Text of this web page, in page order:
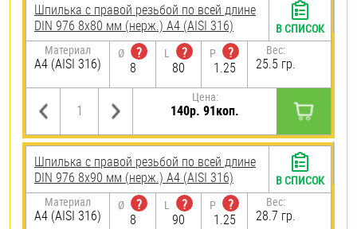
Шпилька с правой резьбой по всей длине
DIN 976 8х80 мм (нерж.) A4 (AISI 316)
Материал
A4 (AISI 316)
Ø
?
8
L
?
80
P
?
1.25
Вес:
25.5 гр.
Цена:
140р. 91коп.
В СПИСОК
Шпилька с правой резьбой по всей длине
DIN 976 8х90 мм (нерж.) A4 (AISI 316)
Материал
A4 (AISI 316)
Ø
?
8
L
?
90
P
?
1.25
Вес:
28.7 гр.
В СПИСОК